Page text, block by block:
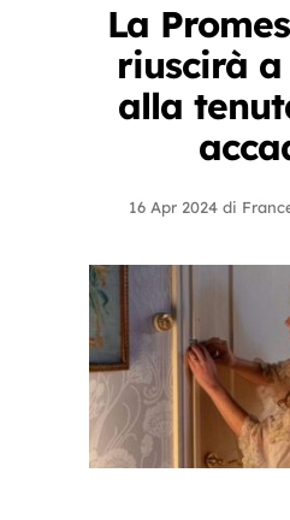
La
riuscirà
alla
16 Apr 2024 di